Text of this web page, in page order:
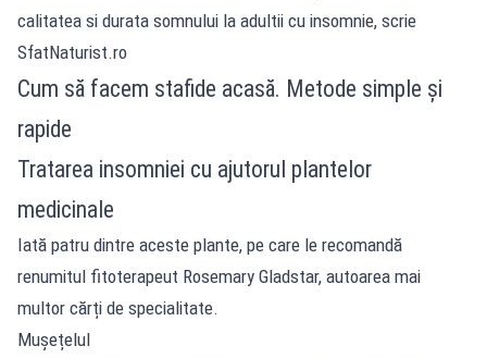
calitatea si durata somnului la adultii cu insomnie, scrie
SfatNaturist.ro
Cum să facem stafide acasă. Metode simple și
rapide
Tratarea insomniei cu ajutorul plantelor
medicinale
Iată patru dintre aceste plante, pe care le recomandă
renumitul fitoterapeut Rosemary Gladstar, autoarea mai
multor cărți de specialitate.
Mușețelul